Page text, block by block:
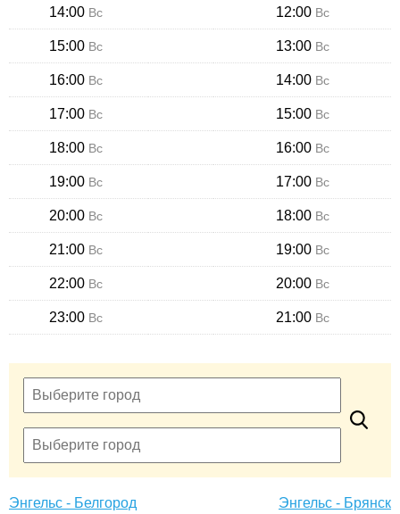
14:00 Вс 12:00 Вс
15:00 Вс 13:00 Вс
16:00 Вс 14:00 Вс
17:00 Вс 15:00 Вс
18:00 Вс 16:00 Вс
19:00 Вс 17:00 Вс
20:00 Вс 18:00 Вс
21:00 Вс 19:00 Вс
22:00 Вс 20:00 Вс
23:00 Вс 21:00 Вс
Энгельс - Белгород
Энгельс - Брянск